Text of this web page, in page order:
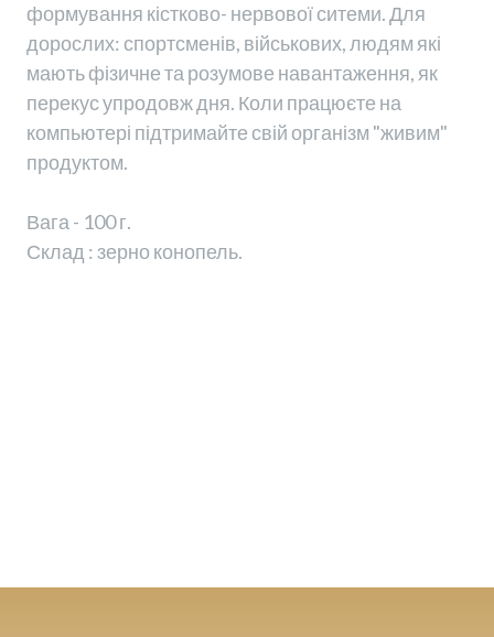
формування кістково- нервової ситеми. Для
дорослих: спортсменів, військових, людям які
мають фізичне та розумове навантаження, як
перекус упродовж дня. Коли працюєте на
компьютері підтримайте свій організм "живим"
продуктом.
Вага - 100 г.
Склад : зерно конопель.